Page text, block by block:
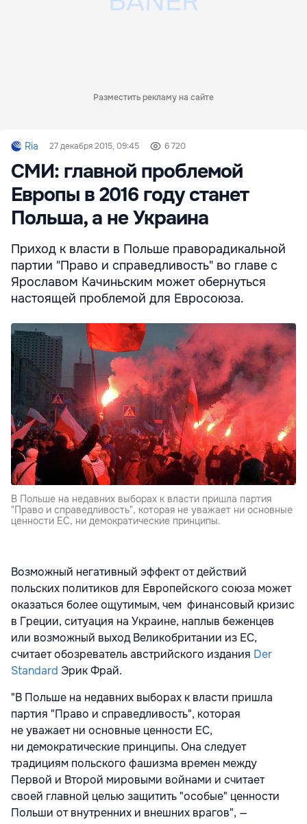
Разместить рекламу на сайте
Ria 27 декабря 2015, 09:45 6 720
СМИ: главной проблемой
Европы в 2016 году станет
Польша, а не Украина
Приход к власти в Польше праворадикальной
партии "Право и справедливость" во главе с
Ярославом Качиньским может обернуться
настоящей проблемой для Евросоюза.
В Польше на недавних выборах к власти пришла партия
"Право и справедливость", которая не уважает ни основные
ценности ЕС, ни демократические принципы.
Возможный негативный эффект от действий
польских политиков для Европейского союза может
оказаться более ощутимым, чем финансовый кризис
в Греции, ситуация на Украине, наплыв беженцев
или возможный выход Великобритании из ЕС,
считает обозреватель австрийского издания Der
Standard Эрик Фрай.
"В Польше на недавних выборах к власти пришла
партия "Право и справедливость", которая
не уважает ни основные ценности ЕС,
ни демократические принципы. Она следует
традициям польского фашизма времен между
Первой и Второй мировыми войнами и считает
своей главной целью защитить "особые" ценности
Польши от внутренних и внешних врагов", —